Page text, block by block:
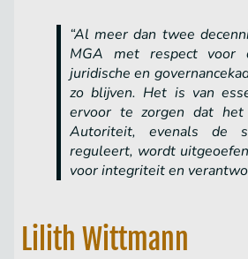
“Al meer dan twee
MGA met respect voor
juridische en
zo blijven. Het is van
ervoor te zorgen dat
Autoriteit, evenals de
reguleert, wordt
voor integriteit en
Lilith Wittmann